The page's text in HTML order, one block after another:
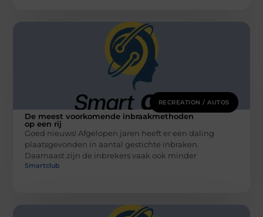
RECREATION / AUTOS
De meest voorkomende inbraakmethoden
op een rij
Goed nieuws! Afgelopen jaren heeft er een daling
plaatsgevonden in aantal gestichte inbraken.
Daarnaast zijn de inbrekers vaak ook minder
Smartclub